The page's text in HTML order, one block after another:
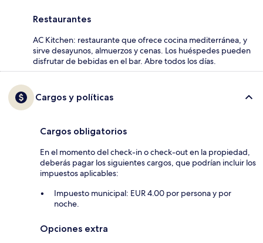
Restaurantes
AC Kitchen: restaurante que ofrece cocina mediterránea, y
sirve desayunos, almuerzos y cenas. Los huéspedes pueden
disfrutar de bebidas en el bar. Abre todos los días.
Cargos y políticas
Cargos obligatorios
En el momento del check-in o check-out en la propiedad,
deberás pagar los siguientes cargos, que podrían incluir los
impuestos aplicables:
Impuesto municipal: EUR 4.00 por persona y por
noche.
Opciones extra